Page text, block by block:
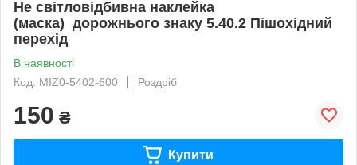
Не світловідбивна наклейка
(маска) дорожнього знаку 5.40.2 Пішохідний
перехід
В наявності
Код: MIZ0-5402-600
Роздріб
150 ₴
Купити